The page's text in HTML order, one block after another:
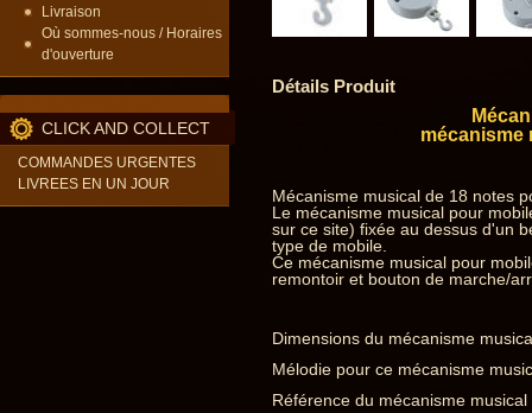
Livraison
Où sommes-nous / Horaires
d'ouverture
CLICK AND COLLECT
COMMANDES URGENTES
LIVREES EN UN JOUR
Détails Produit
mécanisme
Mécanisme musical de 18 notes
Le mécanisme musical pour
sur ce site) fixée au dessus d'un
type de mobile.
Ce mécanisme musical pour
remontoir et bouton de marche/
Dimensions du mécanisme
Mélodie pour ce mécanisme
Référence du mécanisme